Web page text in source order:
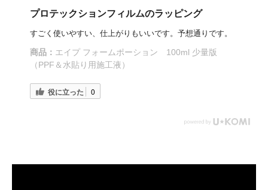
プロテックションフィルムのラッピング
すごく使いやすい、仕上がりもいいです。予想通りです。
商品： エイプ フォームポーション 100ml 少量版
（PPF＆水貼り用施工液）
役に立った 0